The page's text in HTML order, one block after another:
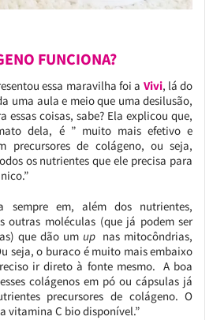
FUNCIONA?
essa maravilha foi a Vivi, lá do
uma aula e meio que uma desilusão,
essas coisas, sabe? Ela explicou que,
dela, é ” muito mais efetivo e
precursores de colágeno, ou seja,
os nutrientes que ele precisa para
sempre em, além dos nutrientes,
outras moléculas (que já podem ser
que dão um upnas mitocôndrias,
seja, o buraco é muito mais embaixo
ir direto à fonte mesmo. A boa
colágenos em pó ou cápsulas já
precursores de colágeno. O
vitamina C bio disponível.”